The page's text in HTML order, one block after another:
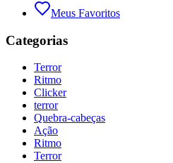
Meus Favoritos
Categorias
Terror
Ritmo
Clicker
terror
Quebra-cabeças
Ação
Ritmo
Terror